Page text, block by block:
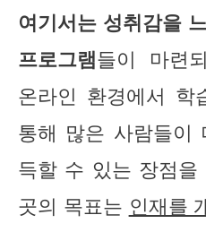
여기서는 성취감을
프로그램들이 마련
온라인 환경에서
통해 많은 사람들이
득할 수 있는 장점을
곳의 목표는 인재를